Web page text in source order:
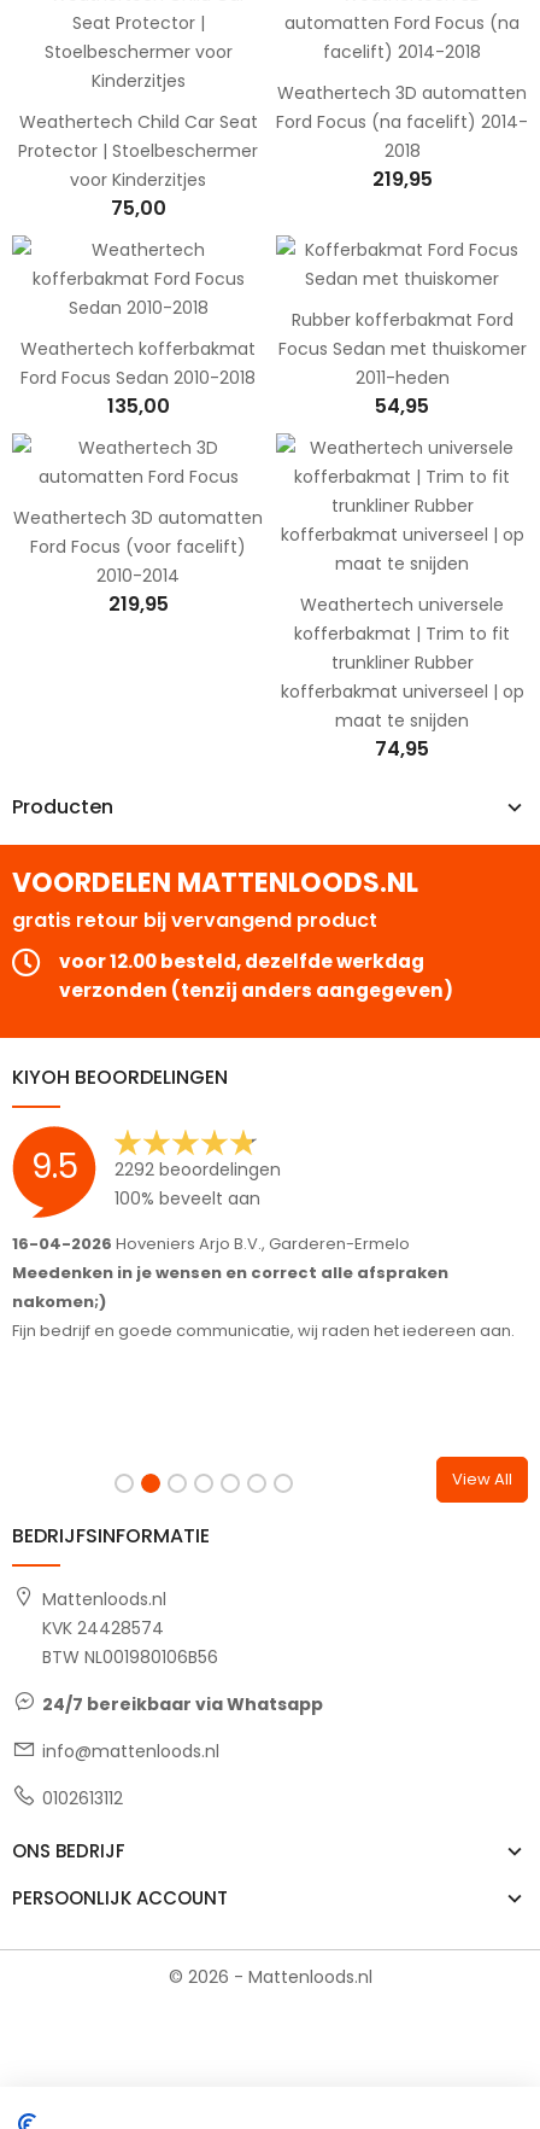
Producten
Weathertech Child Car Seat
Protector | Stoelbeschermer
voor Kinderzitjes
75,00
Weathertech 3D automatten
Ford Focus (na facelift) 2014-
2018
219,95
Weathertech kofferbakmat
Ford Focus Sedan 2010-2018
135,00
Rubber kofferbakmat Ford
Focus Sedan met thuiskomer
2011-heden
54,95
Weathertech 3D automatten
Ford Focus (voor facelift)
2010-2014
219,95
Weathertech universele
kofferbakmat | Trim to fit
trunkliner Rubber
kofferbakmat universeel | op
maat te snijden
74,95
VOORDELEN MATTENLOODS.NL
gratis retour bij vervangend product
voor 12.00 besteld, dezelfde werkdag
verzonden (tenzij anders aangegeven)
KIYOH BEOORDELINGEN
9.5
2292 beoordelingen
100% beveelt aan
16-04-2026 Hoveniers Arjo B.V., Garderen-Ermelo
Meedenken in je wensen en correct alle afspraken
nakomen;)
Fijn bedrijf en goede communicatie, wij raden het iedereen aan.
View All
BEDRIJFSINFORMATIE
Mattenloods.nl
KVK 24428574
BTW NL001980106B56
24/7 bereikbaar via Whatsapp
info@mattenloods.nl
0102613112
ONS BEDRIJF
PERSOONLIJK ACCOUNT
© 2026 - Mattenloods.nl